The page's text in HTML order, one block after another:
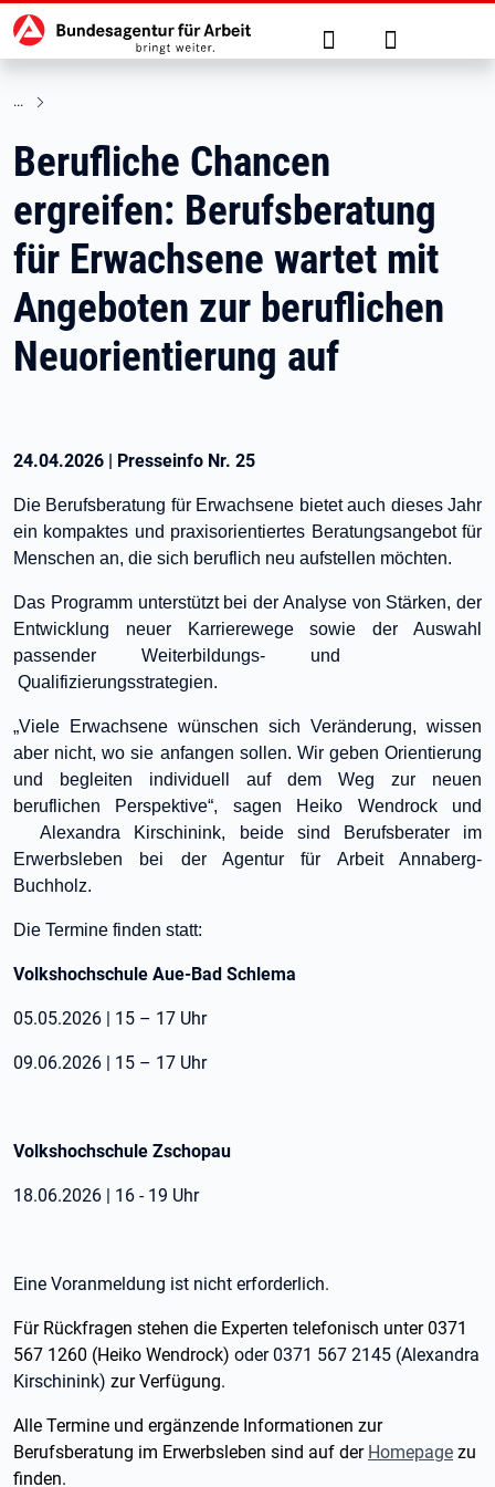
zu den Hauptinhalten springen
Hauptnavigation Suche Anmelden
Berufliche Chancen
ergreifen: Berufsberatung
für Erwachsene wartet mit
Angeboten zur beruflichen
Neuorientierung auf
24.04.2026 | Presseinfo Nr. 25
Die Berufsberatung für Erwachsene bietet auch dieses Jahr
ein kompaktes und praxisorientiertes Beratungsangebot für
Menschen an, die sich beruflich neu aufstellen möchten.
Das Programm unterstützt bei der Analyse von Stärken, der
Entwicklung neuer Karrierewege sowie der Auswahl
passender Weiterbildungs- und
Qualifizierungsstrategien.
„Viele Erwachsene wünschen sich Veränderung, wissen
aber nicht, wo sie anfangen sollen. Wir geben Orientierung
und begleiten individuell auf dem Weg zur neuen
beruflichen Perspektive“, sagen Heiko Wendrock und
Alexandra Kirschinink, beide sind Berufsberater im
Erwerbsleben bei der Agentur für Arbeit Annaberg-
Buchholz.
Die Termine finden statt:
Volkshochschule Aue-Bad Schlema
05.05.2026 | 15 – 17 Uhr
09.06.2026 | 15 – 17 Uhr
Volkshochschule Zschopau
18.06.2026 | 16 - 19 Uhr
Eine Voranmeldung ist nicht erforderlich.
Für Rückfragen stehen die Experten telefonisch unter 0371
567 1260 (Heiko Wendrock) oder 0371 567 2145 (Alexandra
Kirschinink) zur Verfügung.
Alle Termine und ergänzende Informationen zur
Berufsberatung im Erwerbsleben sind auf der Homepage zu
finden.